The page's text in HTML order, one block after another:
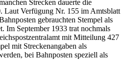
Strecken dauerte die
Laut Verfügung Nr. 155 im Amtsblatt
gebrauchten Stempel als
Im September 1933 trat nochmals
mit Mitteilung 427
mit Streckenangaben als
bei Bahnposten speziell als